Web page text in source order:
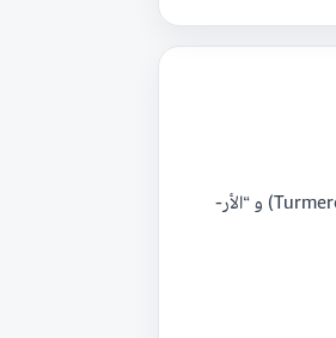
هو زيت عطري يتم الحصول عليه عن طريق تقطير جذور (ريزومات) نبات الكركم بالبخار. المكونات الرئيسية الفعالة في هذا الزيت هي “التورميرون” (Turmerone) و “الأر-